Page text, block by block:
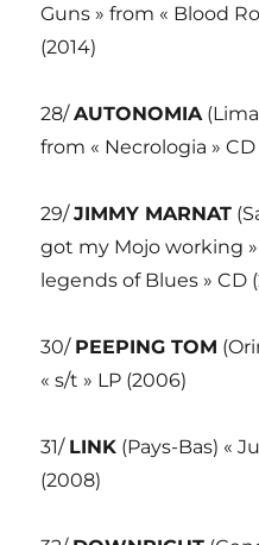
Guns » from « Blood
(2014)
28/AUTONOMIA
from « Necrologia »
29/JIMMY MARNAT
got my Mojo working
legends of Blues » CD
30/ PEEPING TOM
« s/t » LP (2006)
31/ LINK (Pays-Bas) «
(2008)